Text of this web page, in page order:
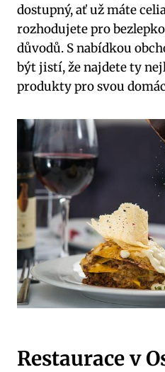
dostupný, ‍ať už ‍máte
rozhodujete ⁤pro
důvodů. S nabídkou
⁢být ⁢jistí, že najdete ‍ty
produkty pro svou
Restaurace v